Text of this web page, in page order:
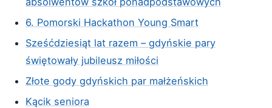
6. Pomorski Hackathon Young Smart
Sześćdziesiąt lat razem – gdyńskie pary
świętowały jubileusz miłości
Złote gody gdyńskich par małżeńskich
Kącik seniora